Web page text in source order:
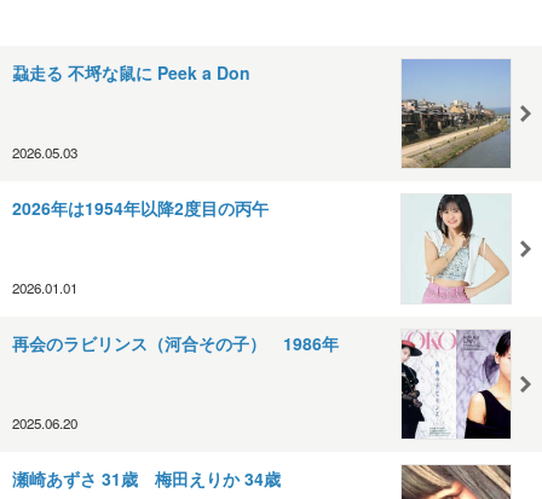
蝨走る 不埒な鼠に Peek a Don
2026.05.03
2026年は1954年以降2度目の丙午
2026.01.01
再会のラビリンス（河合その子） 1986年
2025.06.20
瀬崎あずさ 31歳 梅田えりか 34歳